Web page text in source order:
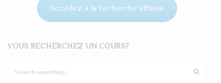
Accédez à la recherche affinée
VOUS RECHERCHEZ UN COURS?